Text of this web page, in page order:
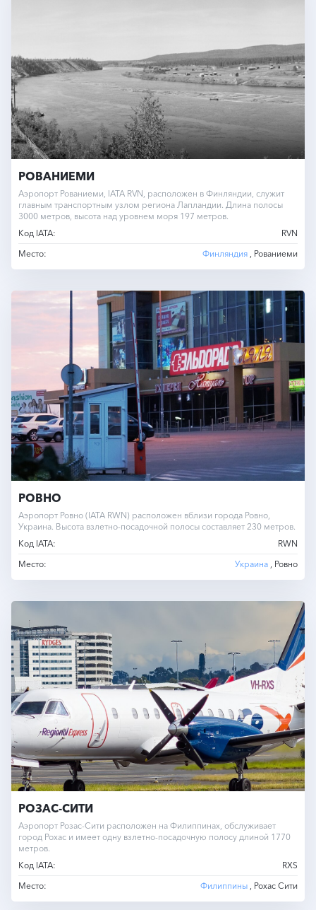
РОВАНИЕМИ
Аэропорт Рованиеми, IATA RVN, расположен в Финляндии, служит
главным транспортным узлом региона Лапландии. Длина полосы
3000 метров, высота над уровнем моря 197 метров.
Код IATA:
RVN
Место:
Финляндия , Рованиеми
РОВНО
Аэропорт Ровно (IATA RWN) расположен вблизи города Ровно,
Украина. Высота взлетно-посадочной полосы составляет 230 метров.
Код IATA:
RWN
Место:
Украина , Ровно
РОЗАС-СИТИ
Аэропорт Розас-Сити расположен на Филиппинах, обслуживает
город Рохас и имеет одну взлетно-посадочную полосу длиной 1770
метров.
Код IATA:
RXS
Место:
Филиппины , Рохас Сити